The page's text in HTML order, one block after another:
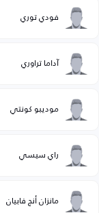
فودي توري
آداما تراوري
موديبو كونتي
راي سيسي
مانزان أنج فابيان